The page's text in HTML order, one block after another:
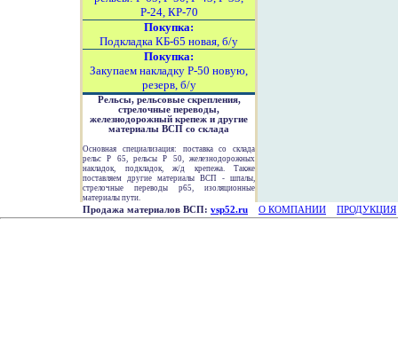
Р-24, КР-70
Покупка:
Подкладка КБ-65 новая, б/у
Покупка:
Закупаем накладку Р-50 новую,
резерв, б/у
Рельсы, рельсовые скрепления,
стрелочные переводы,
железнодорожный крепеж и другие
материалы ВСП со склада
Основная специализация: поставка со склада
рельс Р 65, рельсы Р 50, железнодорожных
накладок, подкладок, ж/д крепежа. Также
поставляем другие материалы ВСП - шпалы,
стрелочные переводы р65, изоляционные
материалы пути.
Продажа материалов ВСП: vsp52.ru О КОМПАНИИ ПРОДУКЦИЯ